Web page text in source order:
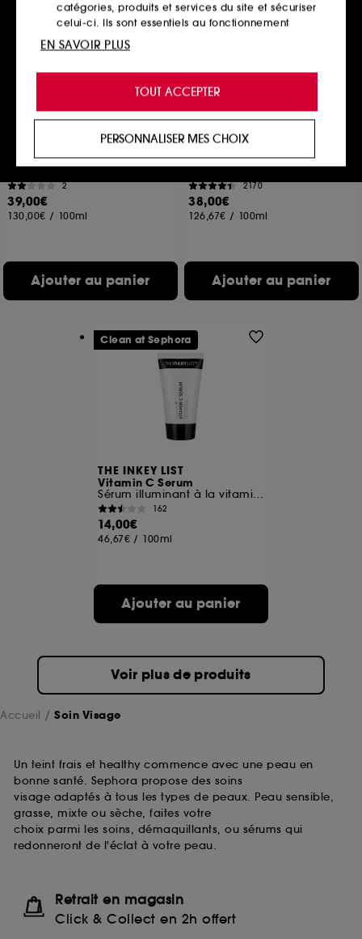
Melascreen
Concentré antitaches
2
39,00€
130,00€ / 100ml
Ajouter au panier
GLOW RECIPE
Plum Plump Hyaluronic
Serum
2170
38,00€
126,67€ / 100ml
Ajouter au panier
Clean at Sephora
THE INKEY LIST
Vitamin C Serum
Sérum illuminant à la vitamine C
162
14,00€
46,67€ / 100ml
Ajouter au panier
Clean at Sephora
Voir plus de produits
Accueil Soin Visage
Un teint frais et healthy commence avec une peau en
bonne santé. Sephora propose des soins
visage adaptés à tous les types de peaux. Peau sensible,
grasse, mixte ou sèche, faites votre
choix parmi les soins, démaquillants, ou sérums qui
redonneront de l'éclat à votre peau.
Retrait en magasin
Click & Collect en 2h offert
catégories, produits et services du site et sécuriser
celui-ci. Ils sont essentiels au fonctionnement
technique du site et ne peuvent être désactivés.
de vous offrir une expérience enrichie et
personnalisée en vous recommandant des
produits, des services et des contenus qui
proposer des offres promotionnelles adaptées à
votre profil.
Cookies réseaux sociaux et publicité :ils sont
utilisés pour vous présenter du contenu susceptible
de vous plaire via des publicités, y compris sur des
navigation, et de l'historique de vos interactions.
Cookies de mesure d’audience :ils nous
fréquentation et de navigation sur notre site afin
d’en améliorer la performance.
ils nous permettent de lutter notamment contre les
fraudes aux moyens de paiement et les
usurpations d’identité.
permettant l’affichage et/ou la fourniture de
certaines fonctionnalités du site, tel que les
cookies d’authentification qui sont utilisés afin de
vous faire bénéficier de l’authentification
prolongée vous permettant d’accéder à votre
compte lors de votre prochaine visite sur le site
pouvez personnaliser vos choix concernant le dépôt
de ces cookies grâce au bouton "personnaliser mes
choix" ci-dessous ou décider de "tout accepter".
Sephora pourra associer les informations de
collectées ou générées lors de votre activité en ligne
ou en magasin. Pour refuser tous les cookies, cliques
sur "continuer sans accepter". Voous pouvez à tout
moment choisir de retirer votrte consentement. Si vous
souhaitez obtenir plus d'information sur les cookies
utilisés, cliquezici.
TOUT ACCEPTER
PERSONNALISER MES CHOIX
EN SAVOIR PLUS